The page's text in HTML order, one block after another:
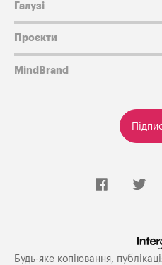
Галузі
Проєкти
MindBrand
Будь-яке копiювання,